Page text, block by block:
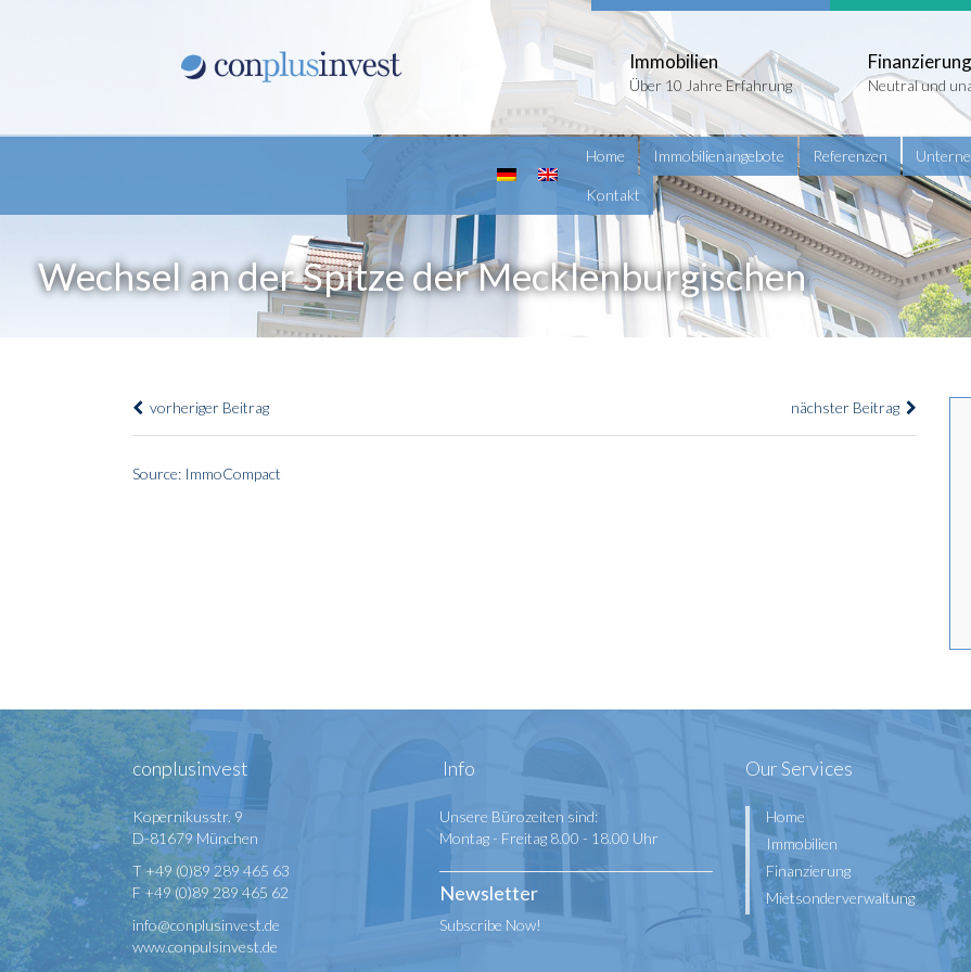
Immobilien
Über 10 Jahre Erfahrung
Finanzierung
Neutral und
Home Immobilienangebote Referenzen
Kontakt
Wechsel an der Spitze der Mecklenburgischen
vorheriger Beitrag nächster Beitrag
Source: ImmoCompact
conplusinvest
Kopernikusstr. 9
D-81679 München
T +49 (0)89 289 465 63
F +49 (0)89 289 465 62
info@conplusinvest.de
www.conpulsinvest.de
Info
Unsere Bürozeiten sind:
Montag - Freitag 8.00 - 18.00 Uhr
Newsletter
Subscribe Now!
Our Services
Home
Immobilien
Finanzierung
Mietsonderverwaltung